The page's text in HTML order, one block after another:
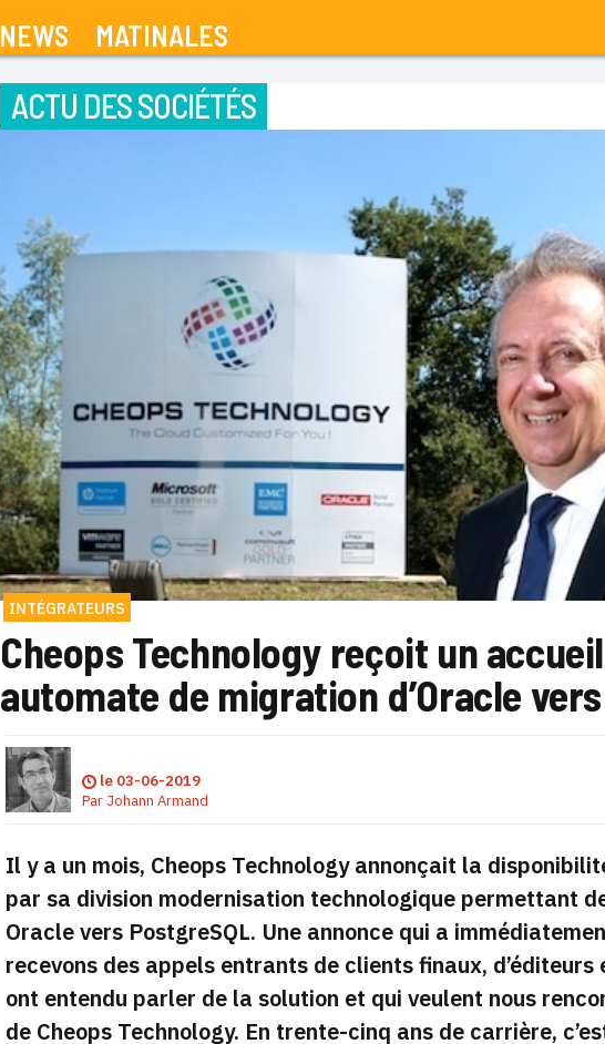
NEWS MATINALES
ACTU DES SOCIÉTÉS
INTÉGRATEURS
Cheops Technology reçoit un
automate de migration d’Oracle
le 03-06-2019
Par Johann Armand
Il y a un mois, Cheops Technology annonçait la
par sa division modernisation technologique permettant
Oracle vers PostgreSQL. Une annonce qui a
recevons des appels entrants de clients finaux, d’éditeurs
ont entendu parler de la solution et qui veulent nous
de Cheops Technology. En trente-cinq ans de carrière,